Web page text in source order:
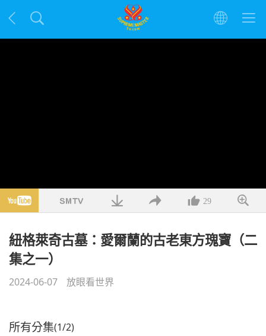
29
紐格萊奇古墓：愛爾蘭的古老東方瑰寶（二
集之一）
2024-06-07 放眼看世界
所有分集(1/2)